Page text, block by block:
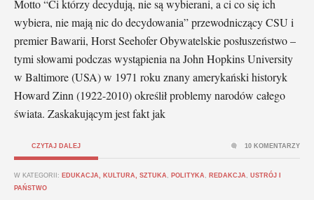
Motto “Ci którzy decydują, nie są wybierani, a ci co się ich
wybiera, nie mają nic do decydowania” przewodniczący CSU i
premier Bawarii, Horst Seehofer Obywatelskie posłuszeństwo –
tymi słowami podczas wystąpienia na John Hopkins University
w Baltimore (USA) w 1971 roku znany amerykański historyk
Howard Zinn (1922-2010) określił problemy narodów całego
świata. Zaskakującym jest fakt jak
CZYTAJ DALEJ
W KATEGORII: EDUKACJA, KULTURA, SZTUKA POLITYKA REDAKCJA
USTRÓJ I
PAŃSTWO
10 KOMENTARZY